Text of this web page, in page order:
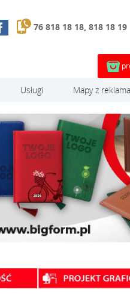
76 818 18 18, 818 18 19
Usługi Mapy z